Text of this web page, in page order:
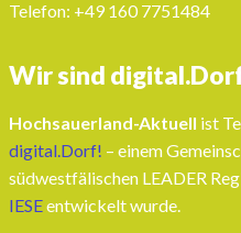
Telefon: ‭+49 160 7751484‬
Wir sind
Hochsauerland-Aktuell ist
digital.Dorf! – einem
südwestfälischen LEADER
IESEentwickelt wurde.